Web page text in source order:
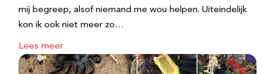
mij begreep, alsof niemand me wou helpen. Uiteindelijk
kon ik ook niet meer zo…
Lees meer